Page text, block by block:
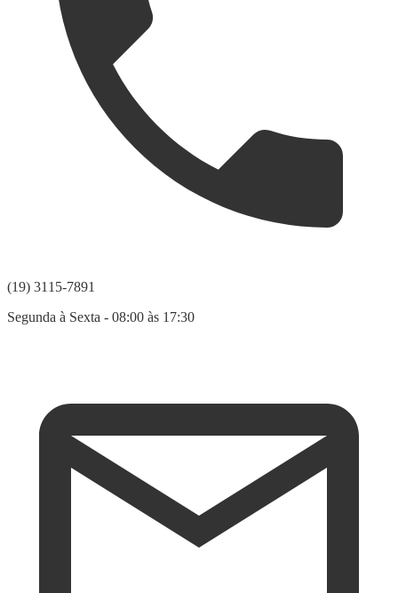
(19) 3115-7891
Segunda à Sexta - 08:00 às 17:30